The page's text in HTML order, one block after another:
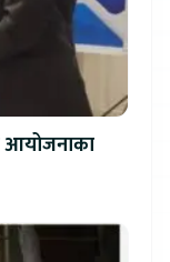
आयोजनाका